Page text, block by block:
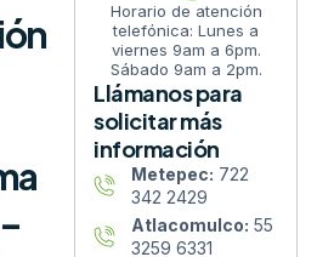
Horario de atención
telefónica: Lunes a
viernes 9am a 6pm.
Sábado 9am a 2pm.
Llámanos para
solicitar más
información
Metepec: 722
342 2429
Atlacomulco: 55
3259 6331